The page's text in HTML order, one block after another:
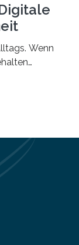
Wenn
Ausgaben
Alle
bereits in
an,